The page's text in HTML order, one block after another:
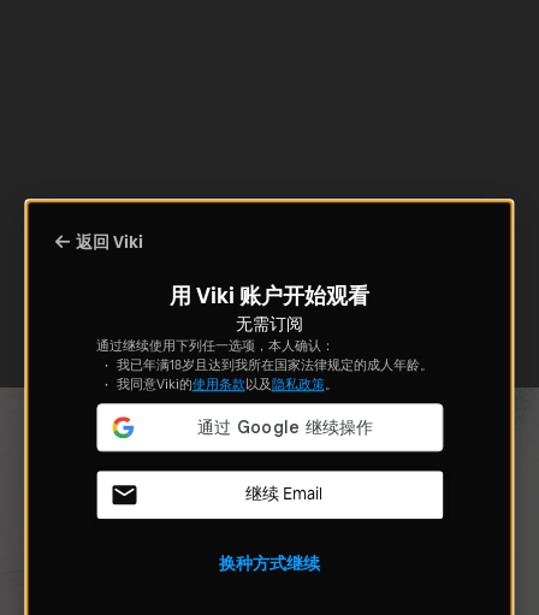
返回 Viki
用 Viki 账户开始观看
无需订阅
通过继续使用下列任一选项，本人确认：
我已年满18岁且达到我所在国家法律规定的成人年龄。
我同意Viki的使用条款以及隐私政策。
继续 Email
换种方式继续